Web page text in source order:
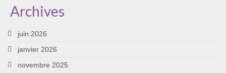
Archives
juin 2026
janvier 2026
novembre 2025